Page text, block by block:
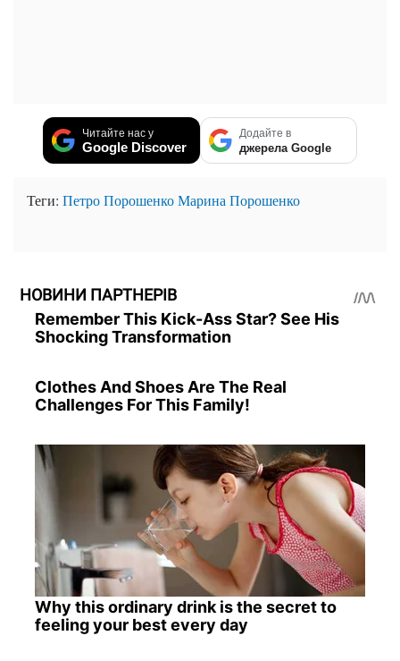
Читайте нас у
Google Discover
Додайте в
джерела Google
Теги: Петро ПорошенкоМарина Порошенко
НОВИНИ ПАРТНЕРІВ
Remember This Kick-Ass Star? See His
Shocking Transformation
Clothes And Shoes Are The Real
Challenges For This Family!
Why this ordinary drink is the secret to
feeling your best every day